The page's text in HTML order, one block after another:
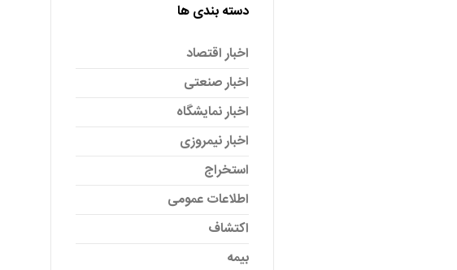
دسته بندی ها
اخبار اقتصاد
اخبار صنعتی
اخبار نمایشگاه
اخبار نیمروزی
استخراج
اطلاعات عمومی
اکتشاف
بیمه